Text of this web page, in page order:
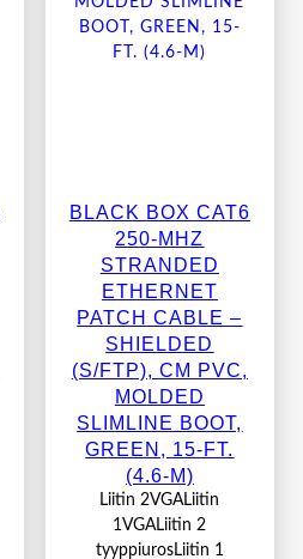
BLACK BOX CAT6
250-MHZ
STRANDED
ETHERNET
PATCH CABLE –
SHIELDED
(S/FTP), CM PVC,
MOLDED
SLIMLINE BOOT,
GREEN, 15-FT.
(4.6-M)
Liitin 2VGALiitin
1VGALiitin 2
tyyppiurosLiitin 1